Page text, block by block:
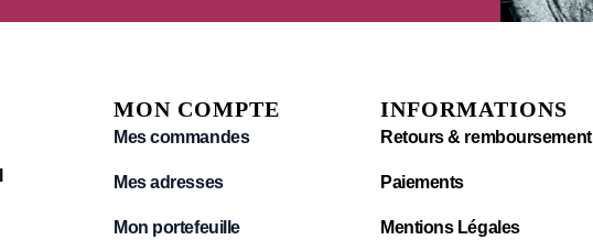
MON COMPTE
Mes commandes
Mes adresses
Mon portefeuille
INFORMATIONS
Retours & remboursement
Paiements
Mentions Légales